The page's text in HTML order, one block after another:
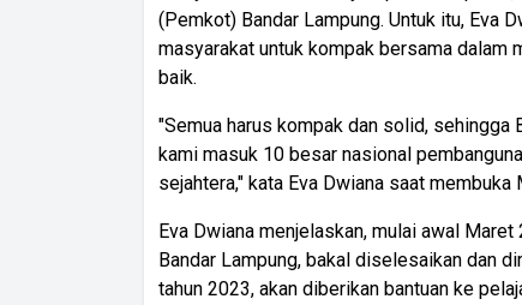
(Pemkot) Bandar Lampung. Untuk itu, Eva
masyarakat untuk kompak bersama dalam
baik.
"Semua harus kompak dan solid, sehingga
kami masuk 10 besar nasional
sejahtera," kata Eva Dwiana saat
Eva Dwiana menjelaskan, mulai awal
Bandar Lampung, bakal diselesaikan dan
tahun 2023, akan diberikan bantuan ke